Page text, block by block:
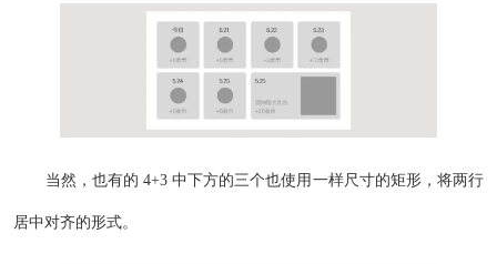
当然，也有的 4+3 中下方的三个也使用一样尺寸的矩形，将两行
居中对齐的形式。